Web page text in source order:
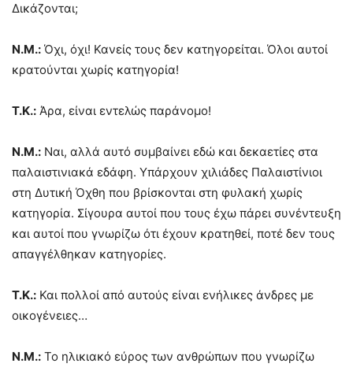
Δικάζονται;
Ν.Μ.: Όχι, όχι! Κανείς τους δεν κατηγορείται. Όλοι αυτοί
κρατούνται χωρίς κατηγορία!
Τ.Κ.: Άρα, είναι εντελώς παράνομο!
Ν.Μ.: Ναι, αλλά αυτό συμβαίνει εδώ και δεκαετίες στα
παλαιστινιακά εδάφη. Υπάρχουν χιλιάδες Παλαιστίνιοι
στη Δυτική Όχθη που βρίσκονται στη φυλακή χωρίς
κατηγορία. Σίγουρα αυτοί που τους έχω πάρει συνέντευξη
και αυτοί που γνωρίζω ότι έχουν κρατηθεί, ποτέ δεν τους
απαγγέλθηκαν κατηγορίες.
Τ.Κ.: Και πολλοί από αυτούς είναι ενήλικες άνδρες με
οικογένειες…
Ν.Μ.: Το ηλικιακό εύρος των ανθρώπων που γνωρίζω